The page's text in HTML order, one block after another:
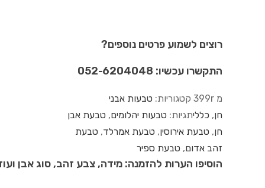
רוצים לשמוע פרטים נוספים?
התקשרו עכשיו: 052-6204048
מ 399r קטגוריות: טבעות אבני
חן, כלליתגיות: טבעות יהלומים, טבעת אבן
חן, טבעת אירוסין, טבעת אמרלד, טבעת
זהב אדום, טבעת ספיר
הוסיפו הערות להזמנה: מידה, צבע זהב, סוג אבן